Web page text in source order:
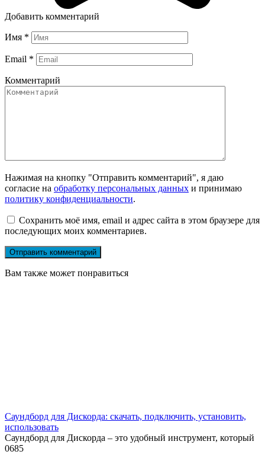
Добавить комментарий
Имя *
Email *
Комментарий
Нажимая на кнопку "Отправить комментарий", я даю
согласие на обработку персональных данных и принимаю
политику конфиденциальности.
Сохранить моё имя, email и адрес сайта в этом браузере для
последующих моих комментариев.
Вам также может понравиться
Саундборд для Дискорда: скачать, подключить, установить,
использовать
Саундборд для Дискорда – это удобный инструмент, который
0685